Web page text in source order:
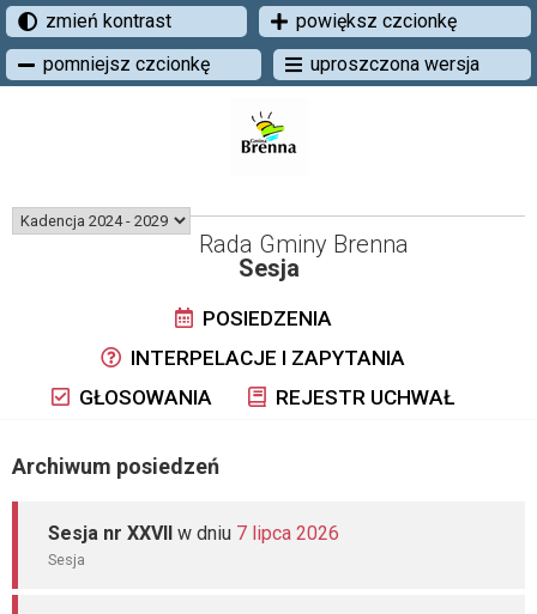
zmień kontrast
powiększ czcionkę
pomniejsz czcionkę
uproszczona wersja
Rada Gminy Brenna
Sesja
POSIEDZENIA
INTERPELACJE I ZAPYTANIA
GŁOSOWANIA
REJESTR UCHWAŁ
Archiwum posiedzeń
Sesja nr XXVII w dniu 7 lipca 2026
Sesja